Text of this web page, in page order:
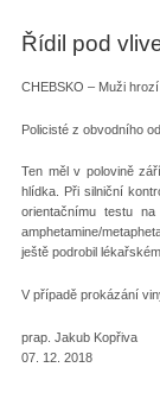
Řídil pod
CHEBSKO – Muži
Policisté z obvodního
Ten měl v polovině
hlídka. Při silniční
orientačnímu testu
amphetamine/
ještě podrobil
V případě prokázání
prap. Jakub Kopřiva
07. 12. 2018